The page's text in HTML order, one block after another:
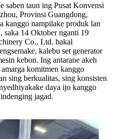
saben taun ing Pusat Konvensi
Provinsi Guangdong,
kanggo nampilake produk lan
14 Oktober nganti 19
Co., Ltd. bakal
kalebu set generator
kebon. Ing antarane akeh
amarga komitmen kanggo
sing berkualitas, sing konsisten
daya ijo kanggo
jagad.